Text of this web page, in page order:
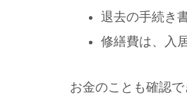
退去の手続き
修繕費は、入
お金のことも確認で